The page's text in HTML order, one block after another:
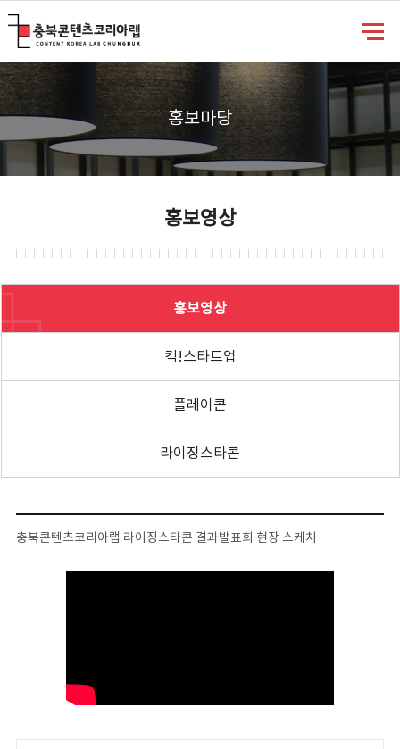
홍보마당
홍보영상
홍보영상
킥!스타트업
플레이콘
라이징스타콘
충북콘텐츠코리아랩 라이징스타콘 결과발표회 현장 스케치